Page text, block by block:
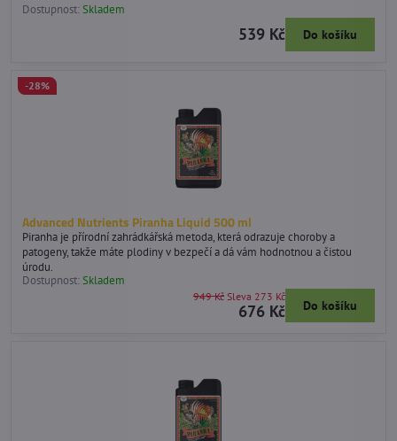
Dostupnost:Skladem
539 Kč Do košíku
Advanced Nutrients Piranha Liquid 500 ml
-28%
Piranha je přírodní zahrádkářská metoda, která odrazuje choroby a
patogeny, takže máte plodiny v bezpečí a dá vám hodnotnou a čistou
úrodu.
Dostupnost:Skladem
676 Kč
949 Kč Sleva 273 Kč
Do košíku